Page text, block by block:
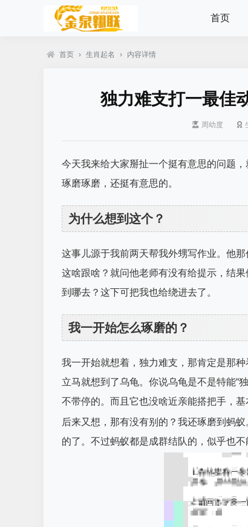
首页
首页 › 生肖起名 › 内容详情
独力难支打一最佳
周幼度
今天我来给大家掰扯一个挺有意思的问题
琢磨琢磨，还挺有意思的。
为什么想到这个？
这事儿源于我前两天帮我外甥写作业。他
这啥跟啥？就问他老师有没有给提示，结
到哪去？这下可把我也给绕进去了。
我一开始怎么琢磨的？
我一开始就想着，独力难支，那肯定是那
立马就想到了乌龟。你说乌龟是不是特能“
不带停的。而且它也没啥近亲能搭把手，
后来又想，那有没有别的？我还琢磨到蚂
的了。不过蚂蚁都是成群结队的，似乎也不